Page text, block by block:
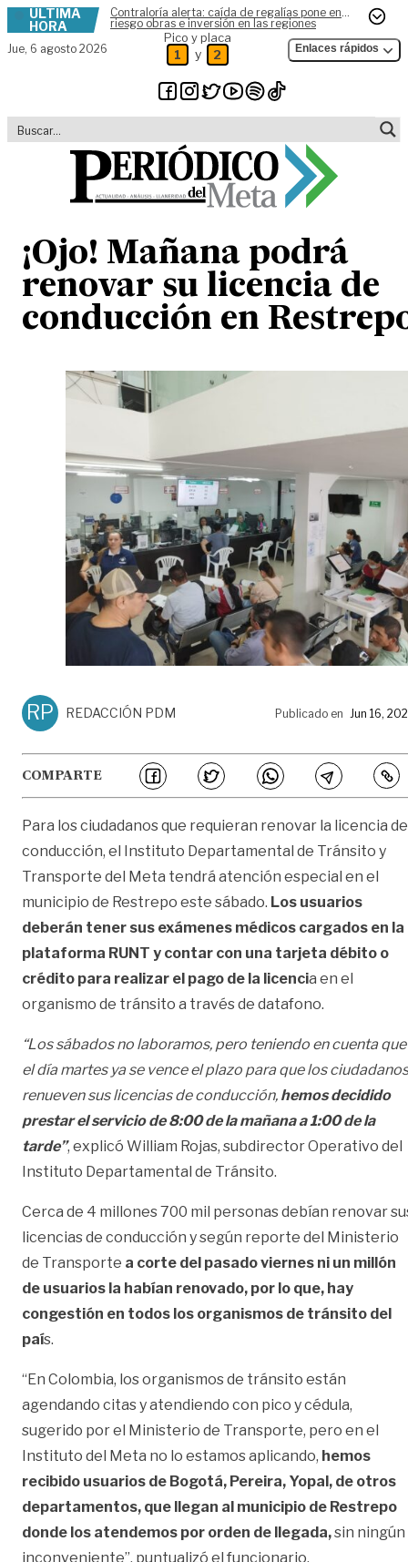
Skip to content
ÚLTIMA
HORA
Contraloría alerta: caída de regalías pone en
riesgo obras e inversión en las regiones
Jue, 6 agosto 2026
Pico y placa
1 y 2 Enlaces rápidos
¡Ojo! Mañana podrá
renovar su licencia de
conducción en
RP REDACCIÓN PDM Publicado en Jun 16,
COMPARTE
Para los ciudadanos que requieran renovar la licencia de
conducción, el Instituto Departamental de Tránsito y
Transporte del Meta tendrá atención especial en el
municipio de Restrepo este sábado. Los usuarios
deberán tener sus exámenes médicos cargados en la
plataforma RUNT y contar con una tarjeta débito o
crédito para realizar el pago de la licencia en el
organismo de tránsito a través de datafono.
“Los sábados no laboramos, pero teniendo en cuenta que
el día martes ya se vence el plazo para que los ciudadanos
renueven sus licencias de conducción, hemos decidido
prestar el servicio de 8:00 de la mañana a 1:00 de la
tarde”, explicó William Rojas, subdirector Operativo del
Instituto Departamental de Tránsito.
Cerca de 4 millones 700 mil personas debían renovar
licencias de conducción y según reporte del Ministerio
de Transporte a corte del pasado viernes ni un millón
de usuarios la habían renovado, por lo que, hay
congestión en todos los organismos de tránsito del
país.
“En Colombia, los organismos de tránsito están
agendando citas y atendiendo con pico y cédula,
sugerido por el Ministerio de Transporte, pero en el
Instituto del Meta no lo estamos aplicando, hemos
recibido usuarios de Bogotá, Pereira, Yopal, de otros
departamentos, que llegan al municipio de Restrepo
donde los atendemos por orden de llegada,sin ningún
inconveniente”, puntualizó el funcionario.